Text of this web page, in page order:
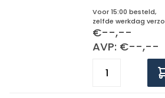
Voor 15:00 besteld,
zelfde werkdag
€--,--
AVP: €--,--